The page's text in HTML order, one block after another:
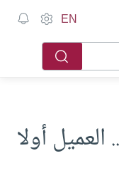
EN
أولا